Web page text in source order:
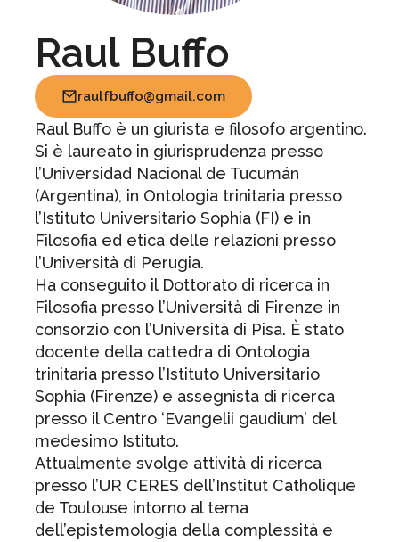
Raul Buffo
raulfbuffo@gmail.com
Raul Buffo è un giurista e filosofo argentino.
Si è laureato in giurisprudenza presso
l’Universidad Nacional de Tucumán
(Argentina), in Ontologia trinitaria presso
l’Istituto Universitario Sophia (FI) e in
Filosofia ed etica delle relazioni presso
l’Università di Perugia.
Ha conseguito il Dottorato di ricerca in
Filosofia presso l’Università di Firenze in
consorzio con l’Università di Pisa. È stato
docente della cattedra di Ontologia
trinitaria presso l’Istituto Universitario
Sophia (Firenze) e assegnista di ricerca
presso il Centro ‘Evangelii gaudium’ del
medesimo Istituto.
Attualmente svolge attività di ricerca
presso l’UR CERES dell’Institut Catholique
de Toulouse intorno al tema
dell’epistemologia della complessità e